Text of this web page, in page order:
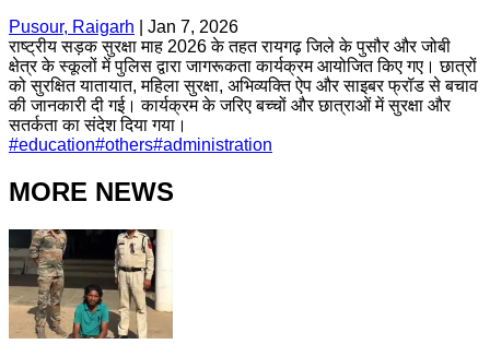
Pusour, Raigarh
Jan 7, 2026
राष्ट्रीय सड़क सुरक्षा माह 2026 के तहत रायगढ़ जिले के पुसौर और जोबी
क्षेत्र के स्कूलों में पुलिस द्वारा जागरूकता कार्यक्रम आयोजित किए गए। छात्रों
को सुरक्षित यातायात, महिला सुरक्षा, अभिव्यक्ति ऐप और साइबर फ्रॉड से बचाव
की जानकारी दी गई। कार्यक्रम के जरिए बच्चों और छात्राओं में सुरक्षा और
सतर्कता का संदेश दिया गया।
#education#others#administration
MORE NEWS